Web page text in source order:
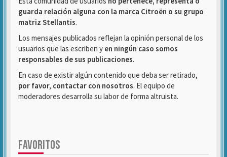
guarda relación alguna con la marca Citroën o su grupo
matriz Stellantis.
Los mensajes publicados reflejan la opinión personal de los
usuarios que las escriben y en ningún caso somos
responsables de sus publicaciones.
En caso de existir algún contenido que deba ser retirado,
por favor, contactar con nosotros. El equipo de
moderadores desarrolla su labor de forma altruista.
FAVORITOS